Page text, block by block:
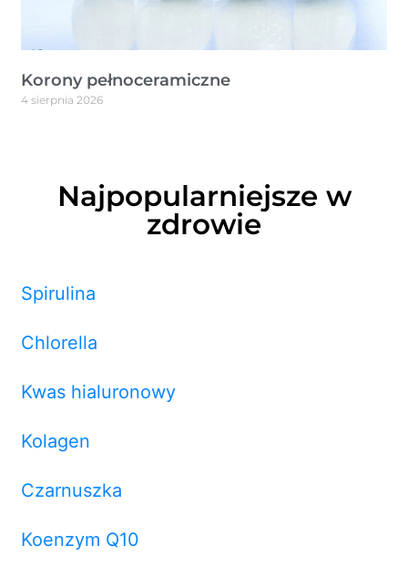
Korony pełnoceramiczne
4 sierpnia 2026
Najpopularniejsze w
zdrowie
Spirulina
Chlorella
Kwas hialuronowy
Kolagen
Czarnuszka
Koenzym Q10